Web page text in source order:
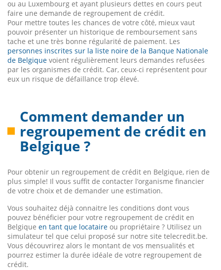
ou au Luxembourg et ayant plusieurs dettes en cours peut
faire une demande de regroupement de crédit.
Pour mettre toutes les chances de votre côté, mieux vaut
pouvoir présenter un historique de remboursement sans
tache et une très bonne régularité de paiement. Les
personnes inscrites sur la liste noire de la Banque Nationale
de Belgique voient régulièrement leurs demandes refusées
par les organismes de crédit. Car, ceux-ci représentent pour
eux un risque de défaillance trop élevé.
Comment demander un
regroupement de crédit en
Belgique ?
Pour obtenir un regroupement de crédit en Belgique, rien de
plus simple! Il vous suffit de contacter l’organisme financier
de votre choix et de demander une estimation.
Vous souhaitez déjà connaitre les conditions dont vous
pouvez bénéficier pour votre regroupement de crédit en
Belgique en tant que locataire ou propriétaire ? Utilisez un
simulateur tel que celui proposé sur notre site telecredit.be.
Vous découvrirez alors le montant de vos mensualités et
pourrez estimer la durée idéale de votre regroupement de
crédit.